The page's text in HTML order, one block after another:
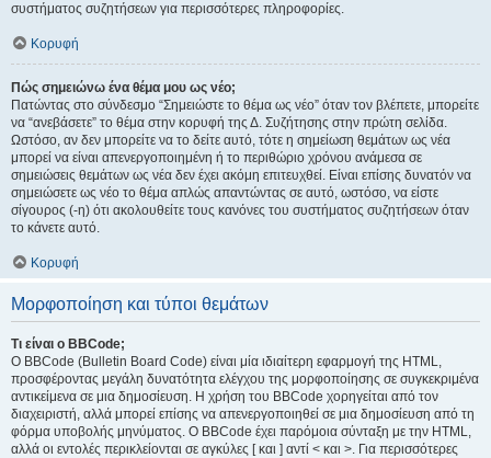
συστήματος συζητήσεων για περισσότερες πληροφορίες.
Κορυφή
Πώς σημειώνω ένα θέμα μου ως νέο;
Πατώντας στο σύνδεσμο “Σημειώστε το θέμα ως νέο” όταν τον βλέπετε, μπορείτε
να “ανεβάσετε” το θέμα στην κορυφή της Δ. Συζήτησης στην πρώτη σελίδα.
Ωστόσο, αν δεν μπορείτε να το δείτε αυτό, τότε η σημείωση θεμάτων ως νέα
μπορεί να είναι απενεργοποιημένη ή το περιθώριο χρόνου ανάμεσα σε
σημειώσεις θεμάτων ως νέα δεν έχει ακόμη επιτευχθεί. Είναι επίσης δυνατόν να
σημειώσετε ως νέο το θέμα απλώς απαντώντας σε αυτό, ωστόσο, να είστε
σίγουρος (-η) ότι ακολουθείτε τους κανόνες του συστήματος συζητήσεων όταν
το κάνετε αυτό.
Κορυφή
Μορφοποίηση και τύποι θεμάτων
Τι είναι ο BBCode;
Ο BBCode (Bulletin Board Code) είναι μία ιδιαίτερη εφαρμογή της HTML,
προσφέροντας μεγάλη δυνατότητα ελέγχου της μορφοποίησης σε συγκεκριμένα
αντικείμενα σε μια δημοσίευση. Η χρήση του BBCode χορηγείται από τον
διαχειριστή, αλλά μπορεί επίσης να απενεργοποιηθεί σε μια δημοσίευση από τη
φόρμα υποβολής μηνύματος. Ο BBCode έχει παρόμοια σύνταξη με την HTML,
αλλά οι εντολές περικλείονται σε αγκύλες [ και ] αντί < και >. Για περισσότερες